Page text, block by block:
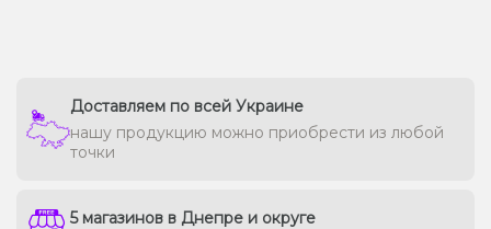
Доставляем по всей Украине
нашу продукцию можно приобрести из любой
точки
5 магазинов в Днепре и округе